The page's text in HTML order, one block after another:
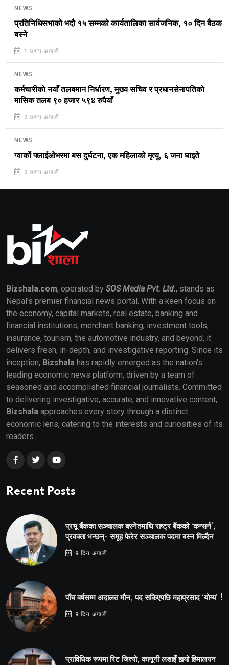
NEWS
प्रतिनिधिसभाको भदौ १५ सम्मको कार्यतालिका सार्वजनिक, १० दिन बैठक
बस्ने
1 घण्टा अगाडी
NEWS
कर्मचारीको नयाँ तलबमान निर्धारण, मुख्य सचिव र प्रधानसेनापतिको
मासिक तलब ९० हजार ५९४ रुपैयाँ
2 घण्टा अगाडी
NEWS
ग्वार्को फ्लाईओभरमा बस दुर्घटना, एक महिलाको मृत्यु, ६ जना घाइते
2 घण्टा अगाडी
Bizshala.com, operated by SOS Media Pvt. Ltd., stands as
Nepal's premier financial news portal. With a keen focus on
the economy, capital markets, real estate, banking and
financial institutions, merchant banking, investment tools,
insurance, tourism, the automotive industry, and beyond, it
delivers fresh, in-depth, and investigative reporting. Since its
inception, Bizshala has rapidly emerged as the nation's
leading economic news platform, driven by a team of
seasoned and accomplished financial journalists. Committed
to delivering investigative, accurate, and innovative content,
Bizshala approaches every story through a distinct
economic lens, catering to the interests and curiosities of its
readers.
Recent Posts
प्रभू बैंकका सञ्चालक बस्नेतमाथि राष्ट्र बैंकको ‘कन्सर्न’,
प्रवक्ता भन्छन्- समूह फेरेर सञ्चालक पदमा बस्न मिल्दैन
9 दिन अगाडी
पाँच वर्षसम्म अदालत मौन, पद सकिएपछि महाप्रसाद ‘योग्य’ !
9 दिन अगाडी
प्राविधिक रूपमा रिट जित्यो, कानूनी लडाइँ हार्‍यो हिमालयन